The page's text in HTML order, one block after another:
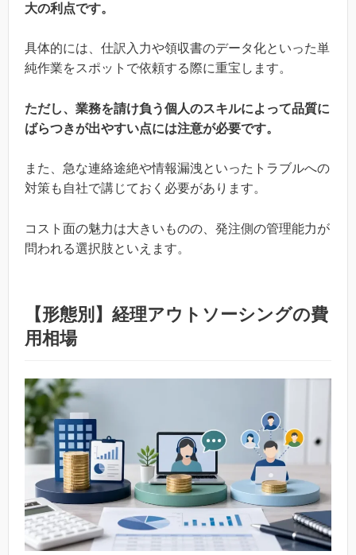
大の利点です。
具体的には、仕訳入力や領収書のデータ化といった単
純作業をスポットで依頼する際に重宝します。
ただし、業務を請け負う個人のスキルによって品質に
ばらつきが出やすい点には注意が必要です。
また、急な連絡途絶や情報漏洩といったトラブルへの
対策も自社で講じておく必要があります。
コスト面の魅力は大きいものの、発注側の管理能力が
問われる選択肢といえます。
【形態別】経理アウトソーシングの費
用相場